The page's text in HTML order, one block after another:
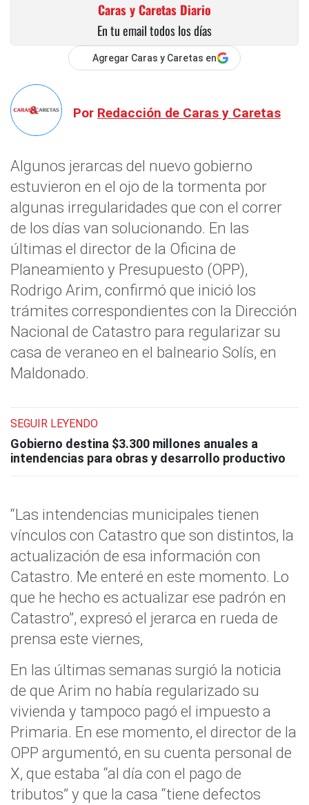
Caras y Caretas Diario
En tu email todos los días
Agregar Caras y Caretas en
Por Redacción de Caras y Caretas
Algunos jerarcas del nuevo gobierno
estuvieron en el ojo de la tormenta por
algunas irregularidades que con el correr
de los días van solucionando. En las
últimas el director de la Oficina de
Planeamiento y Presupuesto (OPP),
Rodrigo Arim, confirmó que inició los
trámites correspondientes con la Dirección
Nacional de Catastro para regularizar su
casa de veraneo en el balneario Solís, en
Maldonado.
SEGUIR LEYENDO
Gobierno destina $3.300 millones anuales a
intendencias para obras y desarrollo productivo
“Las intendencias municipales tienen
vínculos con Catastro que son distintos, la
actualización de esa información con
Catastro. Me enteré en este momento. Lo
que he hecho es actualizar ese padrón en
Catastro”, expresó el jerarca en rueda de
prensa este viernes,
En las últimas semanas surgió la noticia
de que Arim no había regularizado su
vivienda y tampoco pagó el impuesto a
Primaria. En ese momento, el director de la
OPP argumentó, en su cuenta personal de
X, que estaba “al día con el pago de
tributos” y que la casa “tiene defectos